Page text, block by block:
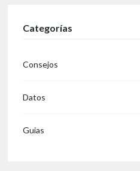
Categorías
Consejos
Datos
Guias